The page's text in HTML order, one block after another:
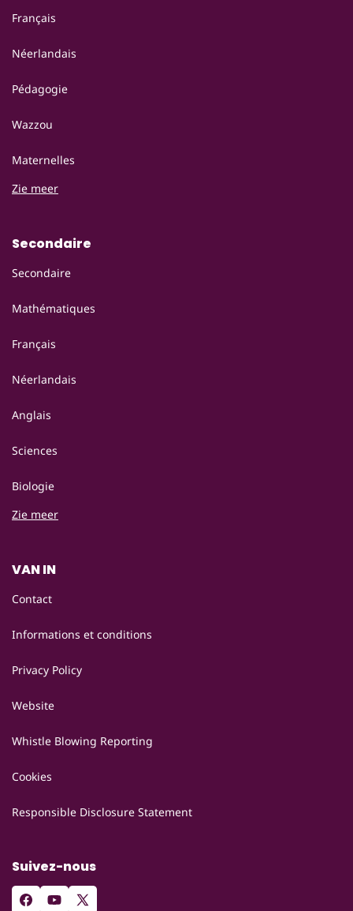
Français
Néerlandais
Pédagogie
Wazzou
Maternelles
Zie meer
Secondaire
Secondaire
Mathématiques
Français
Néerlandais
Anglais
Sciences
Biologie
Zie meer
VAN IN
Contact
Informations et conditions
Privacy Policy
Website
Whistle Blowing Reporting
Cookies
Responsible Disclosure Statement
Suivez-nous